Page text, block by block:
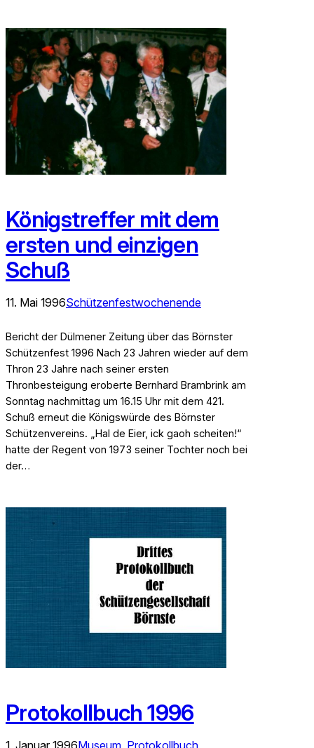
Königstreffer mit dem
ersten und einzigen
Schuß
11. Mai 1996Schützenfestwochenende
Bericht der Dülmener Zeitung über das Börnster
Schützenfest 1996 Nach 23 Jahren wieder auf dem
Thron 23 Jahre nach seiner ersten
Thronbesteigung eroberte Bernhard Brambrink am
Sonntag nachmittag um 16.15 Uhr mit dem 421.
Schuß erneut die Königswürde des Börnster
Schützenvereins. „Hal de Eier, ick gaoh scheiten!“
hatte der Regent von 1973 seiner Tochter noch bei
der…
Protokollbuch 1996
1. Januar 1996Museum Protokollbuch